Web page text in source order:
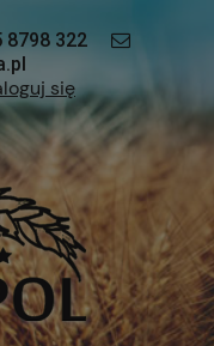
8798 322
się